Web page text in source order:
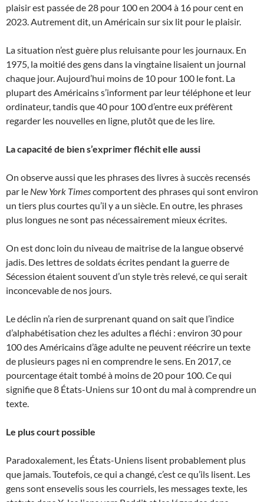
plaisir est passée de 28 pour 100 en 2004 à 16 pour cent en
2023. Autrement dit, un Américain sur six lit pour le plaisir.
La situation n’est guère plus reluisante pour les journaux. En
1975, la moitié des gens dans la vingtaine lisaient un journal
chaque jour. Aujourd’hui moins de 10 pour 100 le font. La
plupart des Américains s’informent par leur téléphone et leur
ordinateur, tandis que 40 pour 100 d’entre eux préfèrent
regarder les nouvelles en ligne, plutôt que de les lire.
La capacité de bien s’exprimer fléchit elle aussi
On observe aussi que les phrases des livres à succès recensés
par le New York Timescomportent des phrases qui sont environ
un tiers plus courtes qu’il y a un siècle. En outre, les phrases
plus longues ne sont pas nécessairement mieux écrites.
On est donc loin du niveau de maitrise de la langue observé
jadis. Des lettres de soldats écrites pendant la guerre de
Sécession étaient souvent d’un style très relevé, ce qui serait
inconcevable de nos jours.
Le déclin n’a rien de surprenant quand on sait que l’indice
d’alphabétisation chez les adultes a fléchi : environ 30 pour
100 des Américains d’âge adulte ne peuvent réécrire un texte
de plusieurs pages ni en comprendre le sens. En 2017, ce
pourcentage était tombé à moins de 20 pour 100. Ce qui
signifie que 8 États-Uniens sur 10 ont du mal à comprendre un
texte.
Le plus court possible
Paradoxalement, les États-Uniens lisent probablement plus
que jamais. Toutefois, ce qui a changé, c’est ce qu’ils lisent. Les
gens sont ensevelis sous les courriels, les messages texte, les